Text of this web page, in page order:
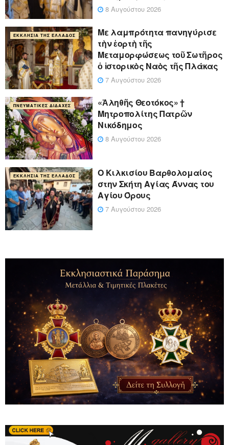
8 Αυγούστου 2026
ΕΚΚΛΗΣΊΑ ΤΗΣ ΕΛΛΆΔΟΣ
Με λαμπρότητα πανηγύρισε
τὴν ἑορτὴ τῆς
Μεταμορφώσεως τοῦ Σωτῆρος
ὁ ἱστορικὸς Ναὸς τῆς Πλάκας
7 Αυγούστου 2026
ΠΝΕΥΜΑΤΙΚΈΣ ΔΙΔΑΧΈΣ
«Ἀληθῆς Θεοτόκος» †
Μητροπολίτης Πατρῶν
Νικόδημος
8 Αυγούστου 2026
ΕΚΚΛΗΣΊΑ ΤΗΣ ΕΛΛΆΔΟΣ
Ο Κιλκισίου Βαρθολομαίος
στην Σκήτη Αγίας Άννας του
Αγίου Όρους
7 Αυγούστου 2026